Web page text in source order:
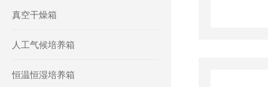
真空干燥箱
人工气候培养箱
恒温恒湿培养箱